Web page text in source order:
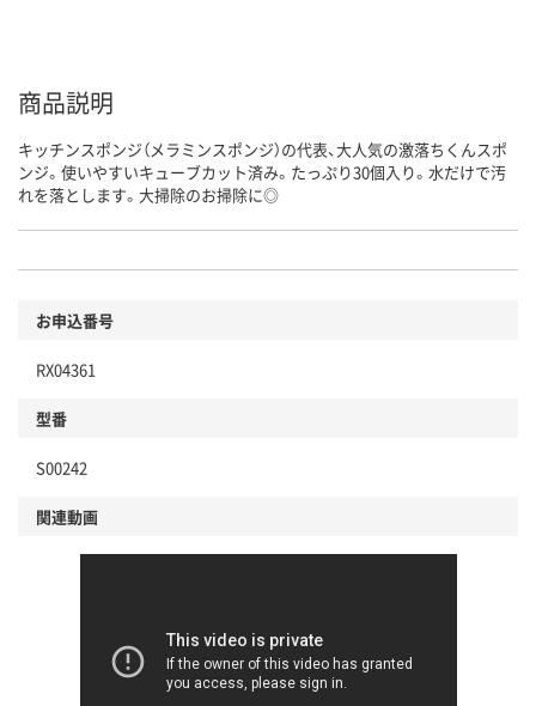
商品説明
キッチンスポンジ（メラミンスポンジ）の代表、大人気の激落ちくんスポ
ンジ。使いやすいキューブカット済み。たっぷり30個入り。水だけで汚
れを落とします。大掃除のお掃除に◎
お申込番号
RX04361
型番
S00242
関連動画